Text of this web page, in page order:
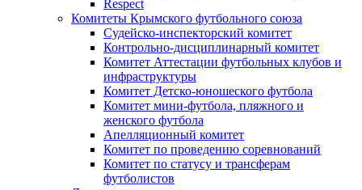
Respect
Комитеты Крымского футбольного союза
Судейско-инспекторский комитет
Контрольно-дисциплинарный комитет
Комитет Аттестации футбольных клубов и
инфраструктуры
Комитет Детско-юношеского футбола
Комитет мини-футбола, пляжного и
женского футбола
Апелляционный комитет
Комитет по проведению соревнований
Комитет по статусу и трансферам
футболистов